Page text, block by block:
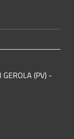
(PV) -